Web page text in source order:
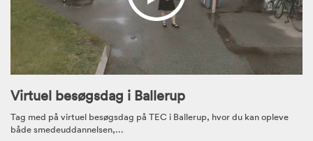
Virtuel besøgsdag i Ballerup
Tag med på virtuel besøgsdag på TEC i Ballerup, hvor du kan opleve
både smedeuddannelsen,...